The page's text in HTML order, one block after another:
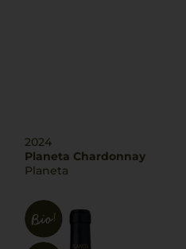
2024
Planeta Chardonnay
Planeta